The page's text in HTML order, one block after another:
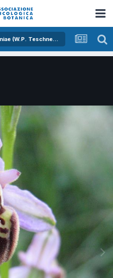
Ophrys holosericea subsp. tetraloniae (W.P. Teschner) Kreutz